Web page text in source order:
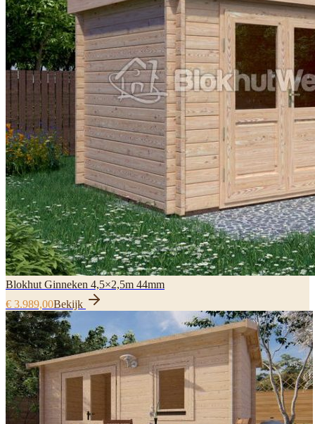
Blokhut Ginneken 4,5×2,5m 44mm
€ 3.989,00Bekijk